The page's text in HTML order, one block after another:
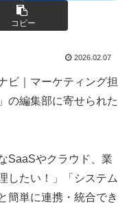
コピー
2026.02.07
ビ｜マーケティング担
の編集部に寄せられた
SaaSやクラウド、業
したい！」「システム
簡単に連携・統合でき